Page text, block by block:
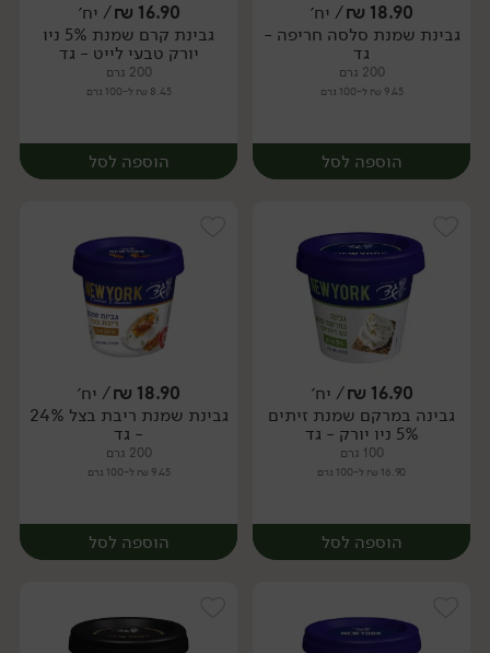
יח׳ יח׳
18.90
₪/ יח׳
גבינת שמנת סלסה חריפה -
גד
200 גרם
9.45 ₪ ל-100 גרם
הוספה לסל
יח׳
16.90
₪/ יח׳
גבינת קרם שמנת 5% ניו
יורק טבעי לייט - גד
200 גרם
8.45 ₪ ל-100 גרם
הוספה לסל
יח׳
16.90
₪/ יח׳
גבינה במרקם שמנת זיתים
5% ניו יורק - גד
100 גרם
16.90 ₪ ל-100 גרם
הוספה לסל
18.90
₪/ יח׳
גבינת שמנת ריבת בצל 24%
- גד
200 גרם
9.45 ₪ ל-100 גרם
הוספה לסל